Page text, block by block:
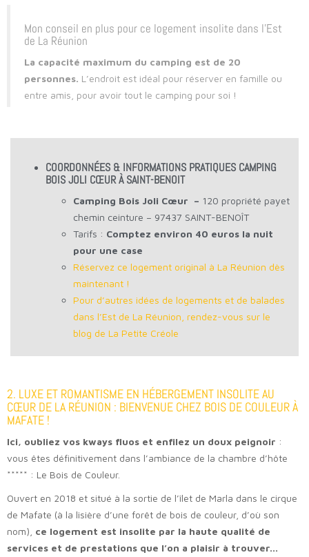
Mon conseil en plus pour ce logement insolite dans l’Est
de La Réunion
La capacité maximum du camping est de 20
personnes. L’endroit est idéal pour réserver en famille ou
entre amis, pour avoir tout le camping pour soi !
COORDONNÉES & INFORMATIONS PRATIQUES CAMPING
BOIS JOLI CŒUR À SAINT-BENOIT
Camping Bois Joli Cœur – 120 propriété payet
chemin ceinture – 97437 SAINT-BENOÎT
Tarifs : Comptez environ 40 euros la nuit
pour une case
Réservez ce logement original à La Réunion dès
maintenant !
Pour d’autres idées de logements et de balades
dans l’Est de La Réunion, rendez-vous sur le
blog de La Petite Créole
2. LUXE ET ROMANTISME EN HÉBERGEMENT INSOLITE AU
CŒUR DE LA RÉUNION : BIENVENUE CHEZ BOIS DE COULEUR À
MAFATE !
Ici, oubliez vos kways fluos et enfilez un doux peignoir :
vous êtes définitivement dans l’ambiance de la chambre d’hôte
***** : Le Bois de Couleur.
Ouvert en 2018 et situé à la sortie de l’îlet de Marla dans le cirque
de Mafate (à la lisière d’une forêt de bois de couleur, d’où son
nom), ce logement est insolite par la haute qualité de
services et de prestations que l’on a plaisir à trouver…